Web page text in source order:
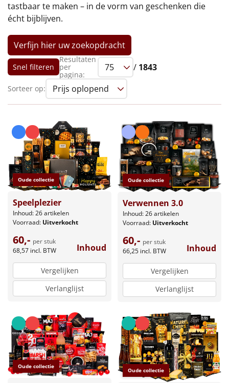
Rituals
Luxe
Mannen
Vrouwen
Duurzaam
Leuke
Goedkope
Uniek
Alle thema's
Hitster NIEUW
Pizzarette
Wake up light
NIEUW
Borrelplank
Warmtekussen
NIEUW
tastbaar te maken – in de vorm van geschenken die
écht bijblijven.
Verfijn hier uw zoekopdracht
Snel filteren
Resultaten
per
pagina:
/ 1843
Sorteer op:
Oude collectie
Speelplezier
Inhoud: 26 artikelen
Voorraad: Uitverkocht
60,- per stuk
68,57 incl. BTW Inhoud
Vergelijken
Verlanglijst
Oude collectie
Verwennen 3.0
Inhoud: 26 artikelen
Voorraad: Uitverkocht
60,- per stuk
66,25 incl. BTW Inhoud
Vergelijken
Verlanglijst
Oude collectie
Oude collectie